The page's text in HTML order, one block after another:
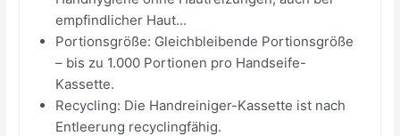
empfindlicher Haut...
Portionsgröße: Gleichbleibende Portionsgröße
– bis zu 1.000 Portionen pro Handseife-
Kassette.
Recycling: Die Handreiniger-Kassette ist nach
Entleerung recyclingfähig.